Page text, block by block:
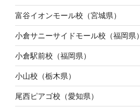
富谷イオンモール校（宮城県）
小倉サニーサイドモール校（福岡県）
小倉駅前校（福岡県）
小山校（栃木県）
尾西ピアゴ校（愛知県）